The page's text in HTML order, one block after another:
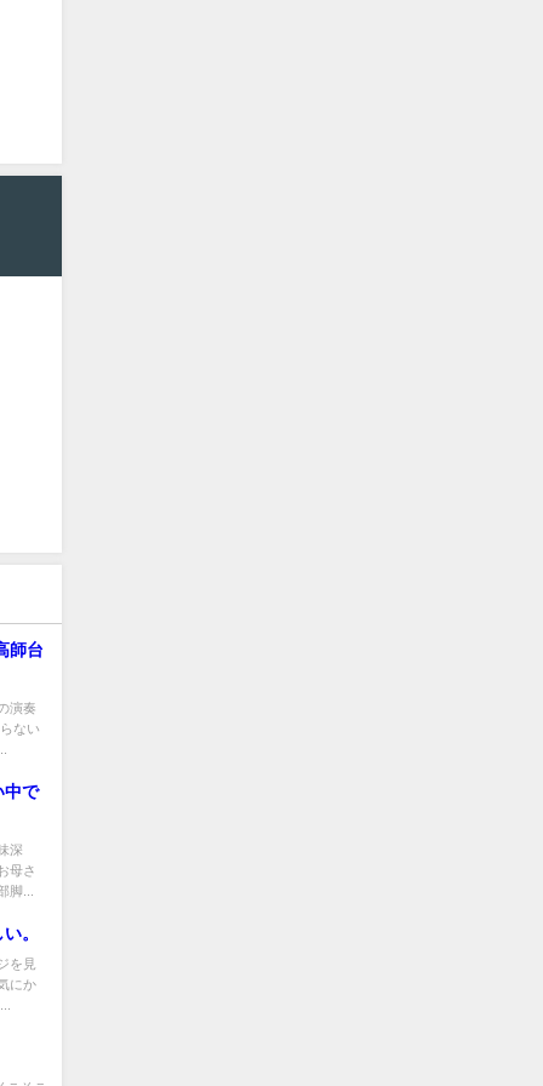
台
演奏
ない
中で
深
母さ
脚...
。
を見
にか